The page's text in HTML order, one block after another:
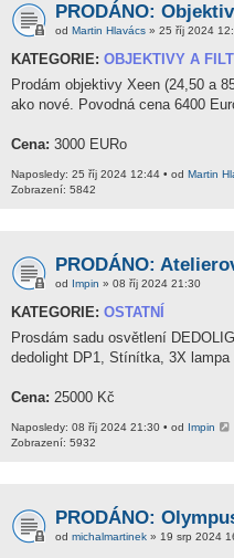
PRODÁNO:
od Martin Hlavács » 25 říj 2024
KATEGORIE: OBJEKTIVY A
Prodám objektivy Xeen (24,50 a
ako nové. Povodná cena 6400
Cena: 3000 EURo
Naposledy: 25 říj 2024 12:44 • od Martin
Zobrazení: 5842
PRODÁNO:
od Impin » 08 říj 2024 21:30
KATEGORIE: OSTATNÍ
Prosdám sadu osvětlení
dedolight DP1, Stínítka, 3X
Cena: 25000 Kč
Naposledy: 08 říj 2024 21:30 • od Impin
Zobrazení: 5932
PRODÁNO:
od michalmartinek » 19 srp 2024